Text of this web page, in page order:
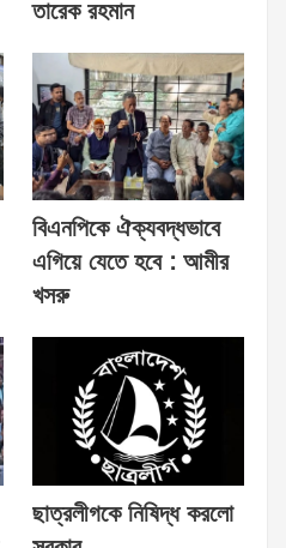
তারেক রহমান
বিএনপিকে ঐক্যবদ্ধভাবে
এগিয়ে যেতে হবে : আমীর
খসরু
ছাত্রলীগকে নিষিদ্ধ করলো